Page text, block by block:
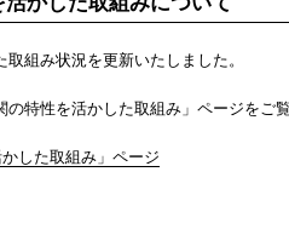
組み状況を更新いたしました。
特性を活かした取組み」ページをご覧
した取組み」ページ